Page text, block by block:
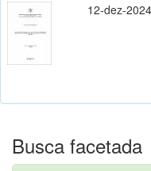
12-dez-2024
Busca facetada